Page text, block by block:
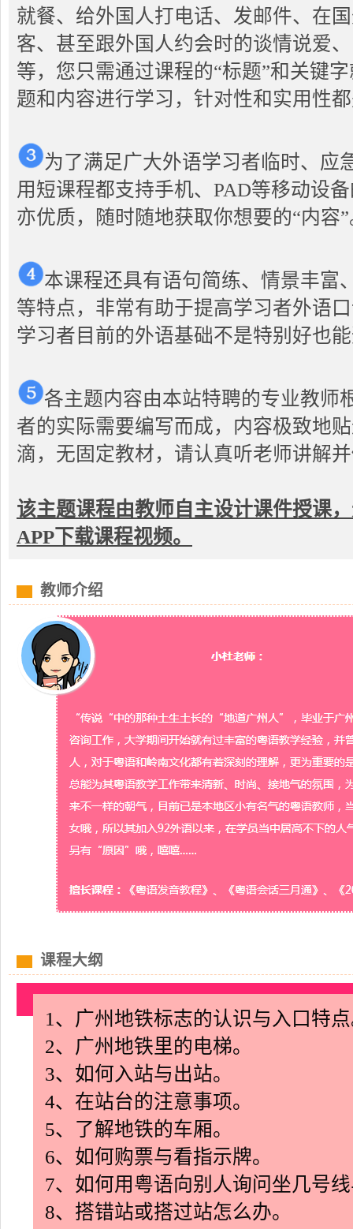
就餐、给外国人打电话、发邮件、在
客、甚至跟外国人约会时的谈情说爱
等，您只需通过课程的“标题”和关键
题和内容进行学习，针对性和实用性
为了满足广大外语学习者临时、应
用短课程都支持手机、PAD等移动设
亦优质，随时随地获取你想要的“内容
本课程还具有语句简练、情景丰富
等特点，非常有助于提高学习者外语
学习者目前的外语基础不是特别好也
各主题内容由本站特聘的专业教师
者的实际需要编写而成，内容极致地
滴，无固定教材，请认真听老师讲解
该主题课程由教师自主设计课件授课
APP下载课程视频。
教师介绍
课程大纲
1、广州地铁标志的认识与入口特
2、广州地铁里的电梯。
3、如何入站与出站。
4、在站台的注意事项。
5、了解地铁的车厢。
6、如何购票与看指示牌。
7、如何用粤语向别人询问坐几号
8、搭错站或搭过站怎么办。